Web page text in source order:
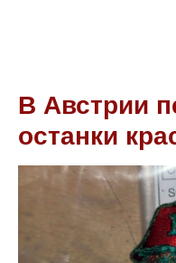
В Австрии
останки